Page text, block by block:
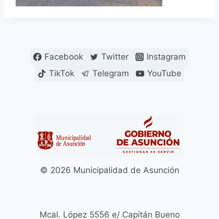
Facebook Twitter
Instagram
TikTok
Telegram YouTube
© 2026 Municipalidad de Asunción
Mcal. López 5556 e/ Capitán Bueno